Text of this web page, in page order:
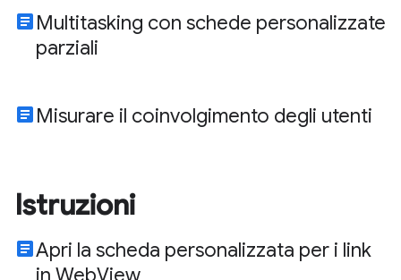
article Multitasking con schede personalizzate
parziali
article Misurare il coinvolgimento degli utenti
Istruzioni
articleApri la scheda personalizzata per i link
in WebView